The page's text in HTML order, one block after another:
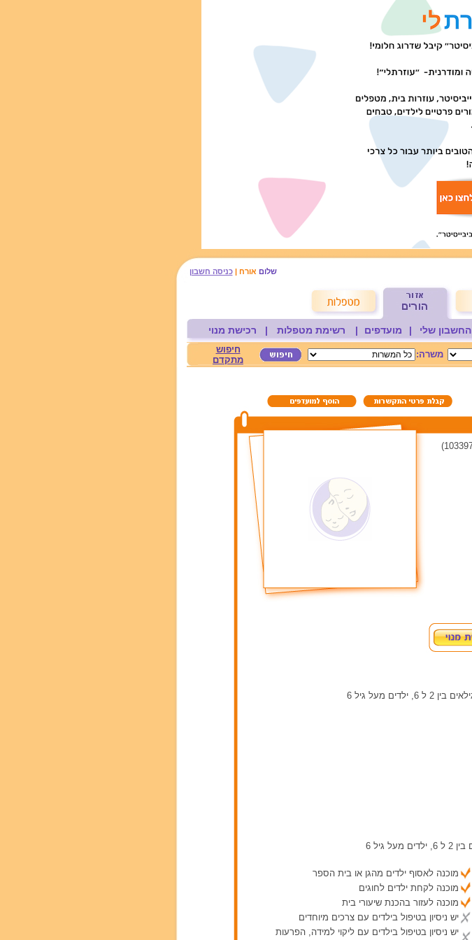
שלום אורח |כניסה חשבון
החשבון שלי | מועדפים | רשימת מטפלות | רכישת מנוי
משרה:
חיפוש
מתקדם
מוכנה לאסוף ילדים מהגן או בית הספר
מוכנה לקחת ילדים לחוגים
מוכנה לעזור בהכנת שיעורי בית
יש ניסיון בטיפול בילדים עם צרכים מיוחדים
יש ניסיון בטיפול בילדים עם ליקוי למידה, הפרעות